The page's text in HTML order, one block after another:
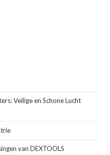
Veilige en Schone Lucht
van DEXTOOLS